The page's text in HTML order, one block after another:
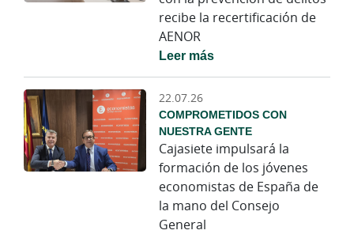
recibe la recertificación de
AENOR
Leer más
22.07.26
COMPROMETIDOS CON
NUESTRA GENTE
Cajasiete impulsará la
formación de los jóvenes
economistas de España de
la mano del Consejo
General